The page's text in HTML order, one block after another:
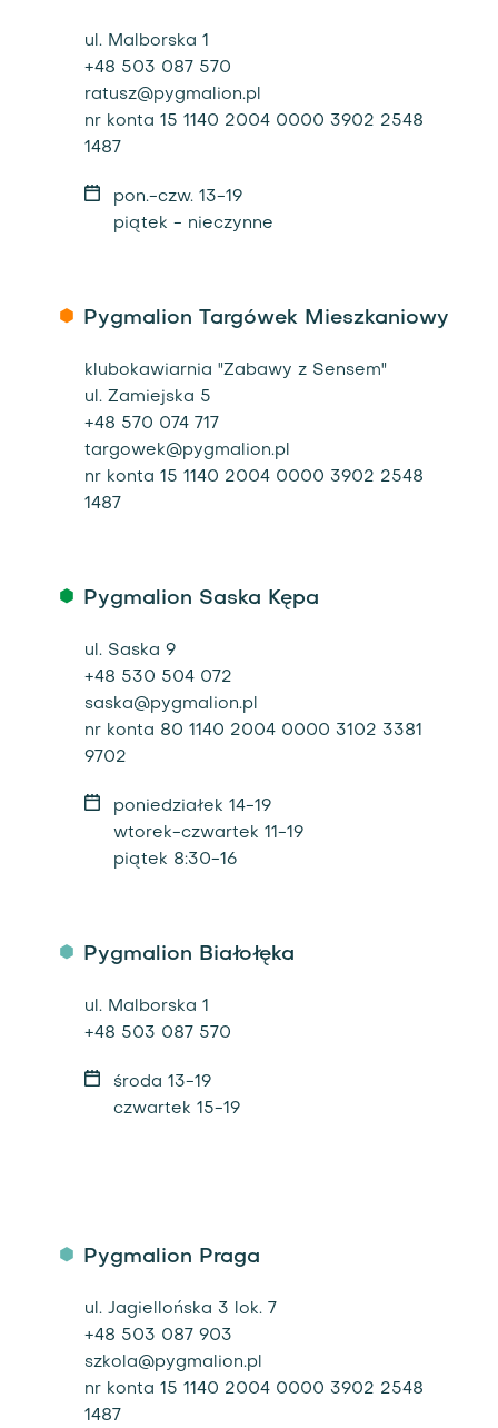
ul. Malborska 1
+48 503 087 570
ratusz@pygmalion.pl
nr konta 15 1140 2004 0000 3902 2548
1487
pon.-czw. 13-19
piątek - nieczynne
Pygmalion Targówek Mieszkaniowy
klubokawiarnia "Zabawy z Sensem"
ul. Zamiejska 5
+48 570 074 717
targowek@pygmalion.pl
nr konta 15 1140 2004 0000 3902 2548
1487
Pygmalion Saska Kępa
ul. Saska 9
+48 530 504 072
saska@pygmalion.pl
nr konta 80 1140 2004 0000 3102 3381
9702
poniedziałek 14-19
wtorek-czwartek 11-19
piątek 8:30-16
Pygmalion Białołęka
ul. Malborska 1
+48 503 087 570
środa 13-19
czwartek 15-19
Pygmalion Praga
ul. Jagiellońska 3 lok. 7
+48 503 087 903
szkola@pygmalion.pl
nr konta 15 1140 2004 0000 3902 2548
1487